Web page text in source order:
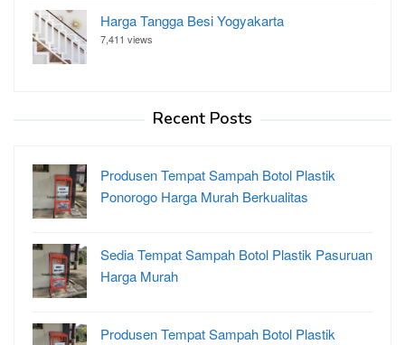
Harga Tangga Besi Yogyakarta
7,411 views
Recent Posts
Produsen Tempat Sampah Botol Plastik
Ponorogo Harga Murah Berkualitas
Sedia Tempat Sampah Botol Plastik Pasuruan
Harga Murah
Produsen Tempat Sampah Botol Plastik